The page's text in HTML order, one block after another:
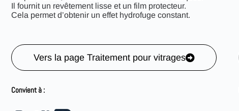
Il fournit un revêtement lisse et un film protecteur.
Cela permet d’obtenir un effet hydrofuge constant.
Vers la page Traitement pour vitrages
Convient à :